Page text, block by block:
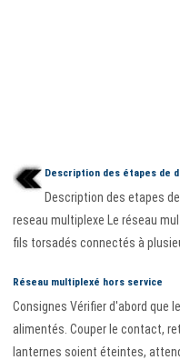
Description des étapes de
Description des etapes
reseau multiplexe Le réseau
fils torsadés connectés à
Réseau multiplexé hors service
Consignes Vérifier d'abord que
alimentés. Couper le contact,
lanternes soient éteintes,